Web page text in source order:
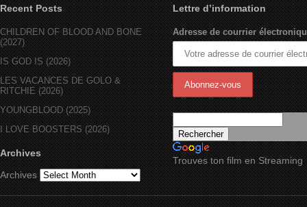
Recent Posts
CHILDREN OF BLOOD AND BONE
(2027)
IS GOD IS (2026)
LES VACANCES DE GOLO &
RITCHIE (2026)
YOUNGBLOOD (2025)
I LOVE BOOSTERS (2026)
Archives
Archives
Lettre d’information
Adresse de courrier
Trouves ton film en Streaming